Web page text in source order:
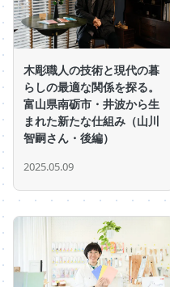
木彫職人の技術と現代の暮
らしの最適な関係を探る。
富山県南砺市・井波から生
まれた新たな仕組み（山川
智嗣さん・後編）
2025.05.09